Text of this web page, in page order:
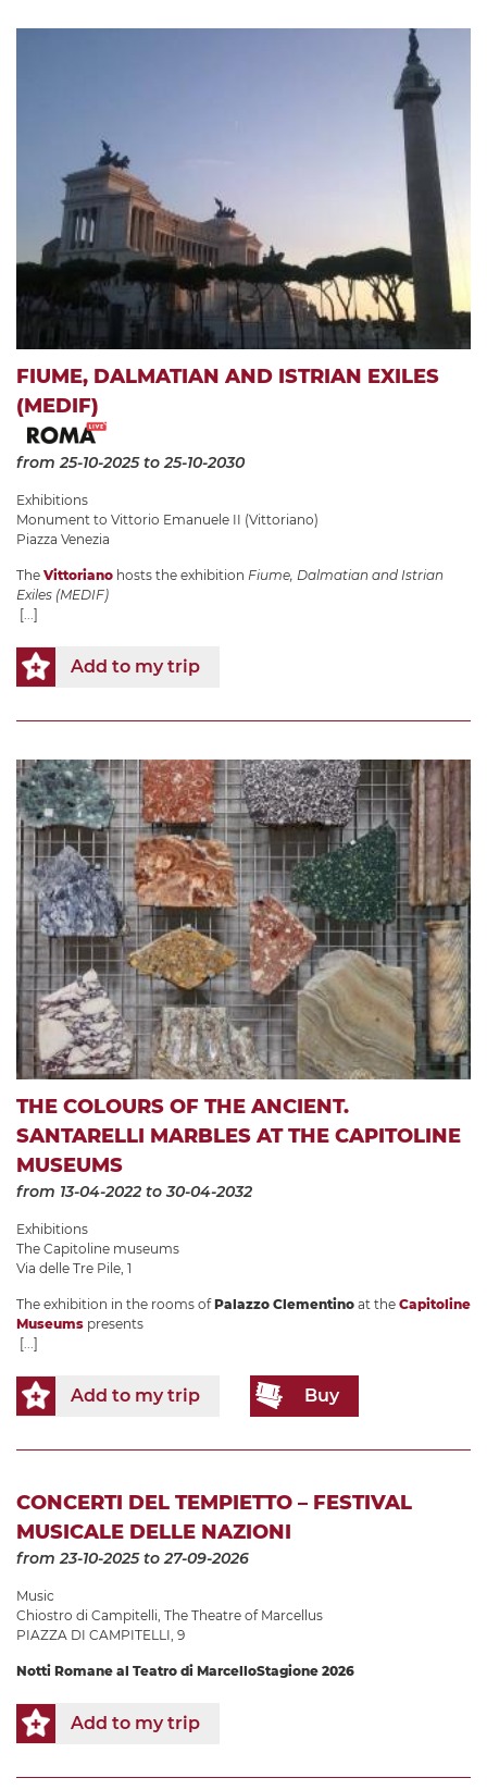
FIUME, DALMATIAN AND ISTRIAN EXILES
(MEDIF)
from 25-10-2025to 25-10-2030
Exhibitions
Monument to Vittorio Emanuele II (Vittoriano)
Piazza Venezia
The Vittoriano hosts the exhibition Fiume, Dalmatian and Istrian
Exiles (MEDIF)
[...]
Add to my trip
THE COLOURS OF THE ANCIENT.
SANTARELLI MARBLES AT THE CAPITOLINE
MUSEUMS
from 13-04-2022 to 30-04-2032
Exhibitions
The Capitoline museums
Via delle Tre Pile, 1
The exhibition in the rooms ofPalazzo Clementino at the Capitoline
Museums presents
[...]
Add to my trip Buy
CONCERTI DEL TEMPIETTO – FESTIVAL
MUSICALE DELLE NAZIONI
from 23-10-2025to 27-09-2026
Music
Chiostro di Campitelli, The Theatre of Marcellus
PIAZZA DI CAMPITELLI, 9
Notti Romane al Teatro di MarcelloStagione 2026
Add to my trip